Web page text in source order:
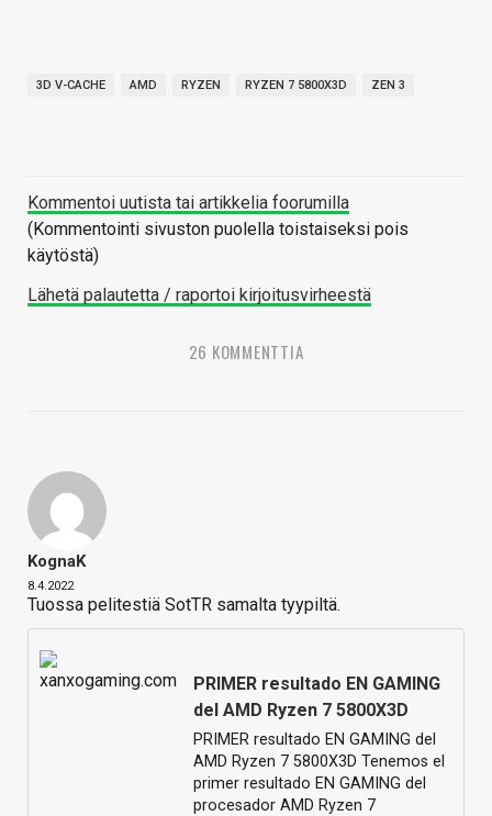
3D V-CACHE AMD RYZEN RYZEN 7 5800X3D ZEN 3
Kommentoi uutista tai artikkelia foorumilla
(Kommentointi sivuston puolella toistaiseksi pois
käytöstä)
Lähetä palautetta / raportoi kirjoitusvirheestä
26 KOMMENTTIA
KognaK
8.4.2022
Tuossa pelitestiä SotTR samalta tyypiltä.
PRIMER resultado EN GAMING
del AMD Ryzen 7 5800X3D
PRIMER resultado EN GAMING del
AMD Ryzen 7 5800X3D Tenemos el
primer resultado EN GAMING del
procesador AMD Ryzen 7